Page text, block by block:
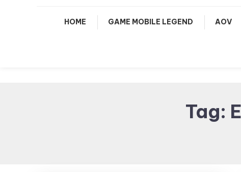
HOME GAME MOBILE LEGEND AOV
Tag: